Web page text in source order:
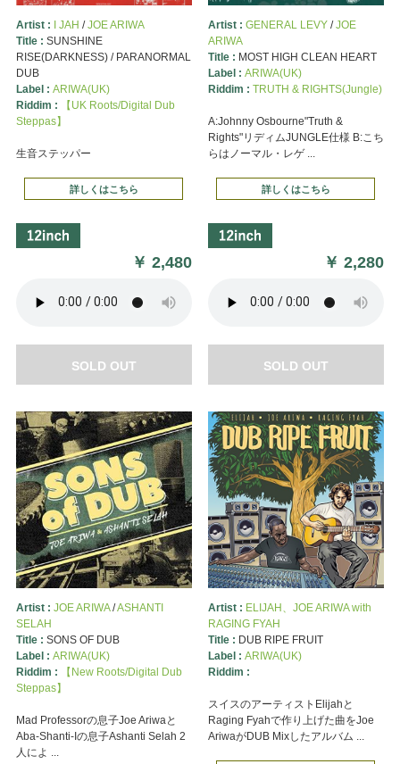
Artist : I JAH /JOE ARIWA
Title : SUNSHINE
RISE(DARKNESS) / PARANORMAL
DUB
Label : ARIWA(UK)
Riddim :
【UK Roots/Digital Dub
Steppas】
生音ステッパー
詳しくはこちら
￥2,480
SOLD OUT
Artist : GENERAL LEVY/JOE
ARIWA
Title : MOST HIGH CLEAN HEART
Label : ARIWA(UK)
Riddim : TRUTH & RIGHTS(Jungle)
A:Johnny Osbourne"Truth &
Rights"リディムJUNGLE仕様 B:こち
らはノーマル・レゲ ...
詳しくはこちら
￥2,280
SOLD OUT
Artist : JOE ARIWA/ASHANTI
SELAH
Title : SONS OF DUB
Label : ARIWA(UK)
Riddim :
【New Roots/Digital Dub
Steppas】
Mad Professorの息子Joe Ariwaと
Aba-Shanti-Iの息子Ashanti Selah 2
人によ ...
Artist : ELIJAH、JOE ARIWA with
RAGING FYAH
Title : DUB RIPE FRUIT
Label : ARIWA(UK)
Riddim :
スイスのアーティストElijahと
Raging Fyahで作り上げた曲をJoe
AriwaがDUB Mixしたアルバム ...